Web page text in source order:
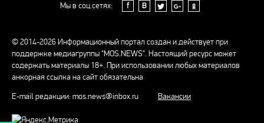
Мы в соц.сетях: f В
© 2014-2026 Информационный портал создан и действует при
поддержке медиагруппы "MOS.NEWS". Настоящий ресурс может
содержать материалы 18+. При использовании любых материалов
анкорная ссылка на сайт обязательна
E-mail редакции:mos.news@inbox.ru Вакансии